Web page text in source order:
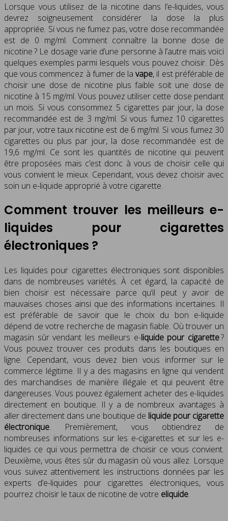
Lorsque vous utilisez de la nicotine dans l’e-liquides, vous
devrez soigneusement considérer la dose la plus
appropriée. Si vous ne fumez pas, votre dose recommandée
est de 0 mg/ml. Comment connaître la bonne dose de
nicotine ? Le dosage varie d’une personne à l’autre mais voici
quelques exemples parmi lesquels vous pouvez choisir. Dès
que vous commencez à fumer de lavape, il est préférable de
choisir une dose de nicotine plus faible soit une dose de
nicotine à 15 mg/ml. Vous pouvez utiliser cette dose pendant
un mois. Si vous consommez 5 cigarettes par jour, la dose
recommandée est de 3 mg/ml. Si vous fumez 10 cigarettes
par jour, votre taux nicotine est de 6 mg/ml. Si vous fumez 30
cigarettes ou plus par jour, la dose recommandée est de
19,6 mg/ml. Ce sont les quantités de nicotine qui peuvent
être proposées mais c’est donc à vous de choisir celle qui
vous convient le mieux. Cependant, vous devez choisir avec
soin un e-liquide approprié à votre cigarette.
Comment trouver les meilleurs e-
liquides pour cigarettes
électroniques ?
Les liquides pour cigarettes électroniques sont disponibles
dans de nombreuses variétés. À cet égard, la capacité de
bien choisir est nécessaire parce qu’il peut y avoir de
mauvaises choses ainsi que des informations incertaines. Il
est préférable de savoir que le choix du bon e-liquide
dépend de votre recherche de magasin fiable. Où trouver un
magasin sûr vendant les meilleurs e-liquide pour cigarette?
Vous pouvez trouver ces produits dans les boutiques en
ligne. Cependant, vous devez bien vous informer sur le
commerce légitime. Il y a des magasins en ligne qui vendent
des marchandises de manière illégale et qui peuvent être
dangereuses. Vous pouvez également acheter des e-liquides
directement en boutique. Il y a de nombreux avantages à
aller directement dans une boutique de liquide pour cigarette
électronique. Premièrement, vous obtiendrez de
nombreuses informations sur les e-cigarettes et sur les e-
liquides ce qui vous permettra de choisir ce vous convient.
Deuxième, vous êtes sûr du magasin où vous allez. Lorsque
vous suivez attentivement les instructions données par les
experts d’e-liquides pour cigarettes électroniques, vous
pourrez choisir le taux de nicotine de votre eliquide.